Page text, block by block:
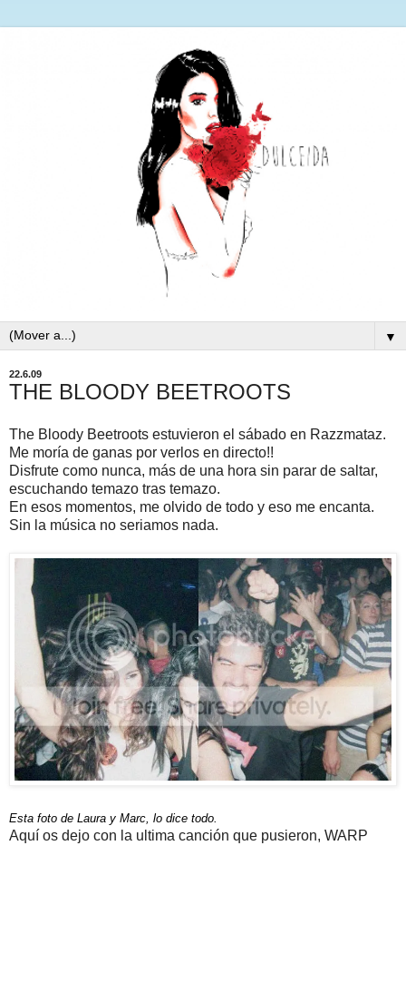
▼
22.6.09
THE BLOODY BEETROOTS
The Bloody Beetroots estuvieron el sábado en Razzmataz.
Me moría de ganas por verlos en directo!!
Disfrute como nunca, más de una hora sin parar de saltar,
escuchando temazo tras temazo.
En esos momentos, me olvido de todo y eso me encanta.
Sin la música no seriamos nada.
Esta foto de Laura y Marc, lo dice todo.
Aquí os dejo con la ultima canción que pusieron, WARP